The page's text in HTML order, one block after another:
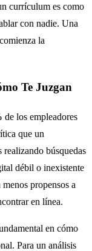
currículum es como
con nadie. Una
la
Te Juzgan
de los empleadores
que un
realizando búsquedas
débil o inexistente
menos propensos a
en línea.
en cómo
Para un análisis